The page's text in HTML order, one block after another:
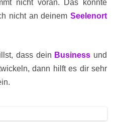
nicht voran. Das könnte
nicht an deinem Seelenort
dass dein Business und
dann hilft es dir sehr